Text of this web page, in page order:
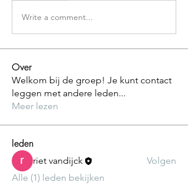
Write a comment...
Over
Welkom bij de groep! Je kunt contact
leggen met andere leden...
Meer lezen
leden
riet vandijck
Volgen
Alle (1) leden bekijken